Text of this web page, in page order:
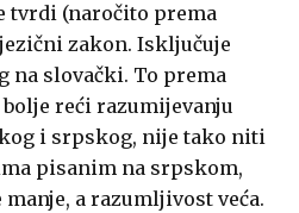
tvrdi (naročito prema
zakon. Isključuje
na slovački. To prema
reći razumijevanju
i srpskog, nije tako niti
pisanim na srpskom,
a razumljivost veća.